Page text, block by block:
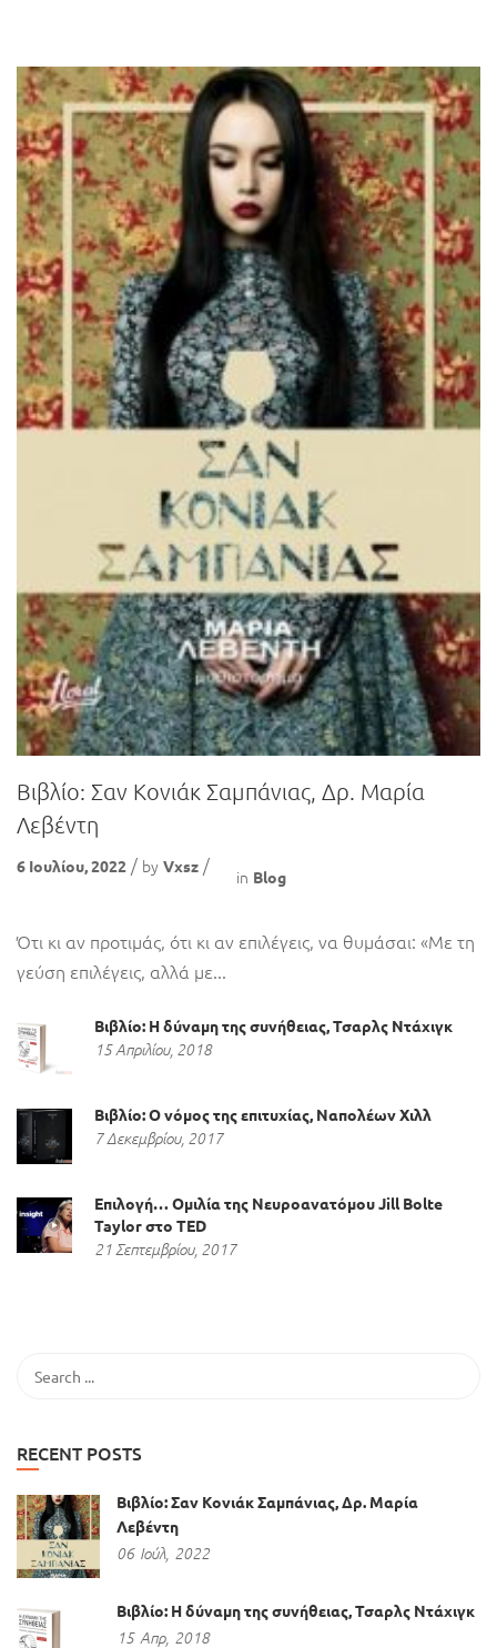
Βιβλίο: Σαν Κονιάκ Σαμπάνιας, Δρ. Μαρία
Λεβέντη
6 Ιουλίου, 2022 by Vxsz in Blog
Ότι κι αν προτιμάς, ότι κι αν επιλέγεις, να θυμάσαι: «Με τη
γεύση επιλέγεις, αλλά με...
Βιβλίο: Η δύναμη της συνήθειας, Τσαρλς Ντάχιγκ
15 Απριλίου, 2018
Βιβλίο: Ο νόμος της επιτυχίας, Ναπολέων Χιλλ
7 Δεκεμβρίου, 2017
Επιλογή… Ομιλία της Νευροανατόμου Jill Bolte
Taylor στο TED
21 Σεπτεμβρίου, 2017
RECENT POSTS
Βιβλίο: Σαν Κονιάκ Σαμπάνιας, Δρ. Μαρία
Λεβέντη
06 Ιούλ, 2022
Βιβλίο: Η δύναμη της συνήθειας, Τσαρλς Ντάχιγκ
15 Απρ, 2018